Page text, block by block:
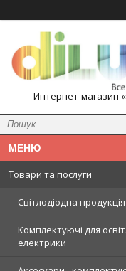
Интернет-магазин
Товари та послуги
Світлодіодна продукція
Комплектуючі для
електрики